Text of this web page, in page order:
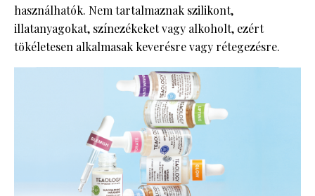
használhatók. Nem tartalmaznak szilikont,
illatanyagokat, színezékeket vagy alkoholt, ezért
tökéletesen alkalmasak keverésre vagy rétegezésre.